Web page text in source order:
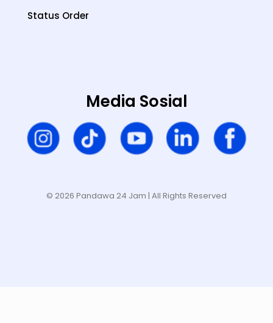
Status Order
Media Sosial
© 2026 Pandawa 24 Jam | All Rights Reserved